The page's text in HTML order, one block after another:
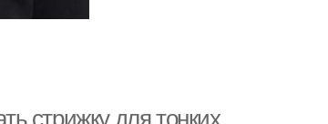
стрижку для тонких